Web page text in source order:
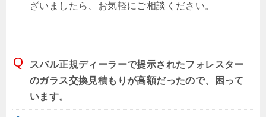
ざいましたら、お気軽にご相談ください。
スバル正規ディーラーで提示されたフォレスター
のガラス交換見積もりが高額だったので、困って
います。